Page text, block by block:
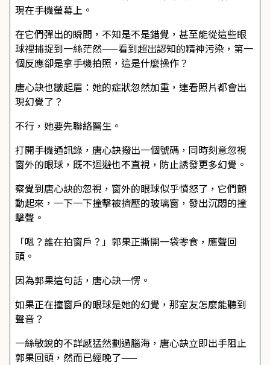
現在手機螢幕上。
在它們彈出的瞬間，不知是不是錯覺，甚至能從這些眼
球裡捕捉到一絲茫然——看到超出認知的精神污染，第一
個反應卻是拿手機拍照，這是什麼操作？
唐心訣也皺起眉：她的症狀忽然加重，連看照片都會出
現幻覺了？
不行，她要先聯絡醫生。
打開手機通訊錄，唐心訣撥出一個號碼，同時刻意忽視
窗外的眼球，既不迴避也不直視，防止誘發更多幻覺。
察覺到唐心訣的忽視，窗外的眼球似乎憤怒了，它們顫
動起來，一下一下撞擊被擠壓的玻璃窗，發出沉悶的撞
擊聲。
「嗯？誰在拍窗戶？」郭果正撕開一袋零食，應聲回
頭。
因為郭果這句話，唐心訣一愣。
如果正在撞窗戶的眼球是她的幻覺，那室友怎麼能聽到
聲音？
一絲敏銳的不詳感猛然劃過腦海，唐心訣立即出手阻止
郭果回頭，然而已經晚了——